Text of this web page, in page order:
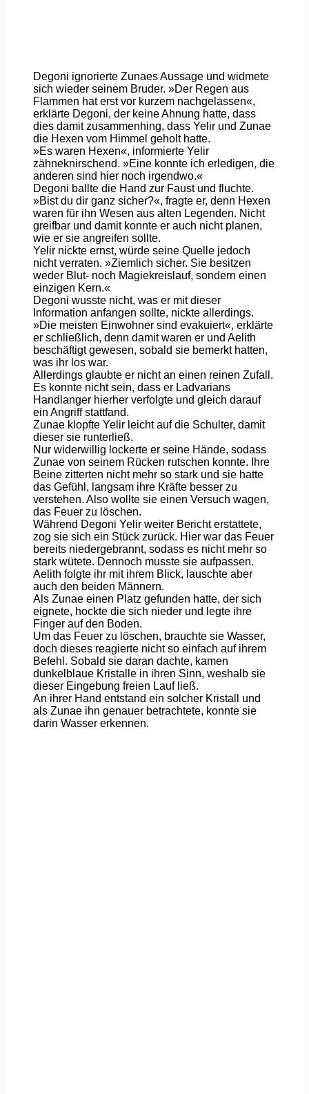
Degoni ignorierte Zunaes Aussage und widmete
sich wieder seinem Bruder. »Der Regen aus
Flammen hat erst vor kurzem nachgelassen«,
erklärte Degoni, der keine Ahnung hatte, dass
dies damit zusammenhing, dass Yelir und Zunae
die Hexen vom Himmel geholt hatte.
»Es waren Hexen«, informierte Yelir
zähneknirschend. »Eine konnte ich erledigen, die
anderen sind hier noch irgendwo.«
Degoni ballte die Hand zur Faust und fluchte.
»Bist du dir ganz sicher?«, fragte er, denn Hexen
waren für ihn Wesen aus alten Legenden. Nicht
greifbar und damit konnte er auch nicht planen,
wie er sie angreifen sollte.
Yelir nickte ernst, würde seine Quelle jedoch
nicht verraten. »Ziemlich sicher. Sie besitzen
weder Blut- noch Magiekreislauf, sondern einen
einzigen Kern.«
Degoni wusste nicht, was er mit dieser
Information anfangen sollte, nickte allerdings.
»Die meisten Einwohner sind evakuiert«, erklärte
er schließlich, denn damit waren er und Aelith
beschäftigt gewesen, sobald sie bemerkt hatten,
was ihr los war.
Allerdings glaubte er nicht an einen reinen Zufall.
Es konnte nicht sein, dass er Ladvarians
Handlanger hierher verfolgte und gleich darauf
ein Angriff stattfand.
Zunae klopfte Yelir leicht auf die Schulter, damit
dieser sie runterließ.
Nur widerwillig lockerte er seine Hände, sodass
Zunae von seinem Rücken rutschen konnte. Ihre
Beine zitterten nicht mehr so stark und sie hatte
das Gefühl, langsam ihre Kräfte besser zu
verstehen. Also wollte sie einen Versuch wagen,
das Feuer zu löschen.
Während Degoni Yelir weiter Bericht erstattete,
zog sie sich ein Stück zurück. Hier war das Feuer
bereits niedergebrannt, sodass es nicht mehr so
stark wütete. Dennoch musste sie aufpassen.
Aelith folgte ihr mit ihrem Blick, lauschte aber
auch den beiden Männern.
Als Zunae einen Platz gefunden hatte, der sich
eignete, hockte die sich nieder und legte ihre
Finger auf den Boden.
Um das Feuer zu löschen, brauchte sie Wasser,
doch dieses reagierte nicht so einfach auf ihrem
Befehl. Sobald sie daran dachte, kamen
dunkelblaue Kristalle in ihren Sinn, weshalb sie
dieser Eingebung freien Lauf ließ.
An ihrer Hand entstand ein solcher Kristall und
als Zunae ihn genauer betrachtete, konnte sie
darin Wasser erkennen.